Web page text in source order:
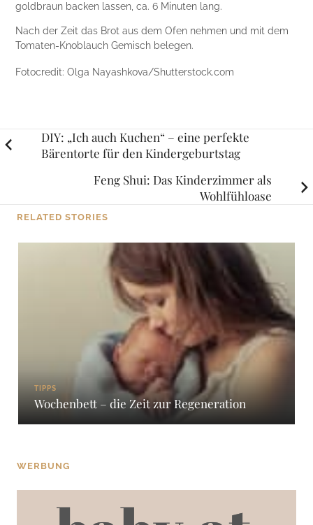
goldbraun backen lassen, ca. 6 Minuten lang.
Nach der Zeit das Brot aus dem Ofen nehmen und mit dem
Tomaten-Knoblauch Gemisch belegen.
Fotocredit: Olga Nayashkova/Shutterstock.com
Posts
navigation
DIY: „Ich auch Kuchen“ – eine perfekte
Bärentorte für den Kindergeburtstag
Feng Shui: Das Kinderzimmer als
Wohlfühloase
RELATED STORIES
TIPPS
Wochenbett – die Zeit zur Regeneration
WERBUNG